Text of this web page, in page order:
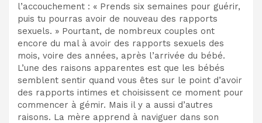
l’accouchement : « Prends six semaines pour guérir,
puis tu pourras avoir de nouveau des rapports
sexuels. » Pourtant, de nombreux couples ont
encore du mal à avoir des rapports sexuels des
mois, voire des années, après l’arrivée du bébé.
L’une des raisons apparentes est que les bébés
semblent sentir quand vous êtes sur le point d’avoir
des rapports intimes et choisissent ce moment pour
commencer à gémir. Mais il y a aussi d’autres
raisons. La mère apprend à naviguer dans son